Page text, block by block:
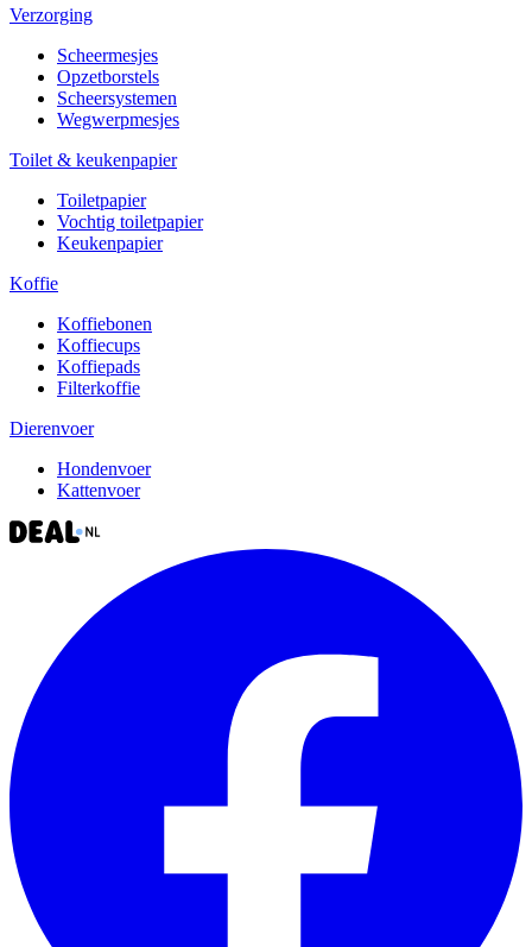
Verzorging
Scheermesjes
Opzetborstels
Scheersystemen
Wegwerpmesjes
Toilet & keukenpapier
Toiletpapier
Vochtig toiletpapier
Keukenpapier
Koffie
Koffiebonen
Koffiecups
Koffiepads
Filterkoffie
Dierenvoer
Hondenvoer
Kattenvoer